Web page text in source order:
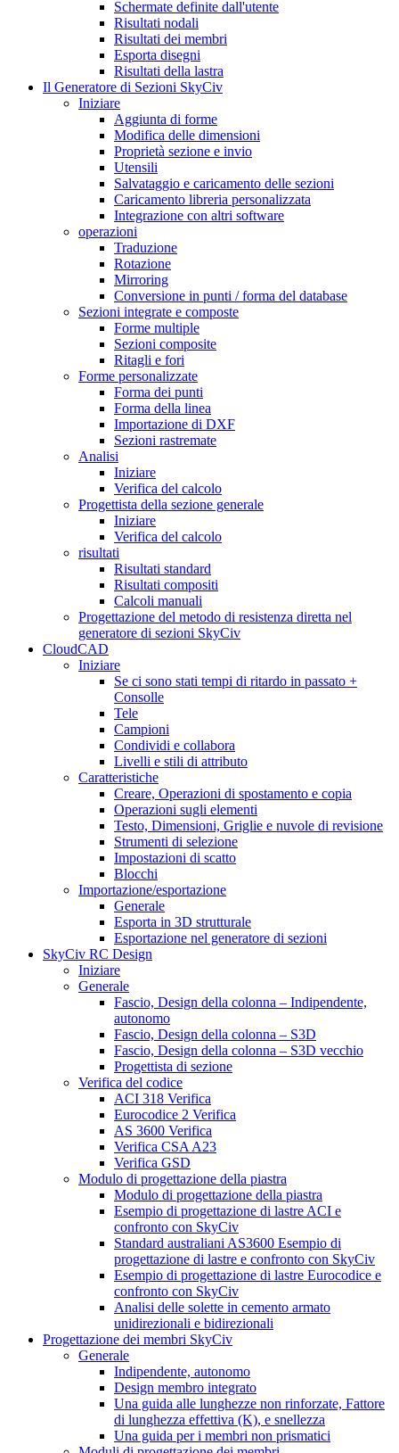
Schermate definite dall'utente
Risultati nodali
Risultati dei membri
Esporta disegni
Risultati della lastra
Il Generatore di Sezioni SkyCiv
Iniziare
Aggiunta di forme
Modifica delle dimensioni
Proprietà sezione e invio
Utensili
Salvataggio e caricamento delle sezioni
Caricamento libreria personalizzata
Integrazione con altri software
operazioni
Traduzione
Rotazione
Mirroring
Conversione in punti / forma del database
Sezioni integrate e composte
Forme multiple
Sezioni composite
Ritagli e fori
Forme personalizzate
Forma dei punti
Forma della linea
Importazione di DXF
Sezioni rastremate
Analisi
Iniziare
Verifica del calcolo
Progettista della sezione generale
Iniziare
Verifica del calcolo
risultati
Risultati standard
Risultati compositi
Calcoli manuali
Progettazione del metodo di resistenza diretta nel
generatore di sezioni SkyCiv
CloudCAD
Iniziare
Se ci sono stati tempi di ritardo in passato +
Consolle
Tele
Campioni
Condividi e collabora
Livelli e stili di attributo
Caratteristiche
Creare, Operazioni di spostamento e copia
Operazioni sugli elementi
Testo, Dimensioni, Griglie e nuvole di revisione
Strumenti di selezione
Impostazioni di scatto
Blocchi
Importazione/esportazione
Generale
Esporta in 3D strutturale
Esportazione nel generatore di sezioni
SkyCiv RC Design
Iniziare
Generale
Fascio, Design della colonna – Indipendente,
autonomo
Fascio, Design della colonna – S3D
Fascio, Design della colonna – S3D vecchio
Progettista di sezione
Verifica del codice
ACI 318 Verifica
Eurocodice 2 Verifica
AS 3600 Verifica
Verifica CSA A23
Verifica GSD
Modulo di progettazione della piastra
Modulo di progettazione della piastra
Esempio di progettazione di lastre ACI e
confronto con SkyCiv
Standard australiani AS3600 Esempio di
progettazione di lastre e confronto con SkyCiv
Esempio di progettazione di lastre Eurocodice e
confronto con SkyCiv
Analisi delle solette in cemento armato
unidirezionali e bidirezionali
Progettazione dei membri SkyCiv
Generale
Indipendente, autonomo
Design membro integrato
Una guida alle lunghezze non rinforzate, Fattore
di lunghezza effettiva (K), e snellezza
Una guida per i membri non prismatici